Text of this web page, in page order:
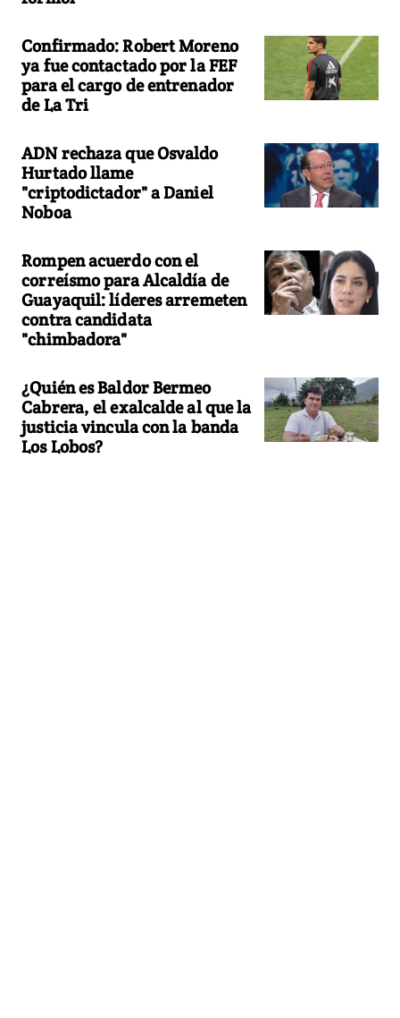
Confirmado: Robert Moreno
ya fue contactado por la FEF
para el cargo de entrenador
de La Tri
ADN rechaza que Osvaldo
Hurtado llame
"criptodictador" a Daniel
Noboa
Rompen acuerdo con el
correísmo para Alcaldía de
Guayaquil: líderes arremeten
contra candidata
"chimbadora"
¿Quién es Baldor Bermeo
Cabrera, el exalcalde al que la
justicia vincula con la banda
Los Lobos?